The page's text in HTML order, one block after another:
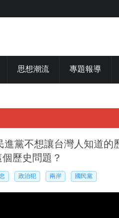
思想潮流 專題報導
黨不想讓台灣人知道的
歷史問題？
政治犯 兩岸 國民黨